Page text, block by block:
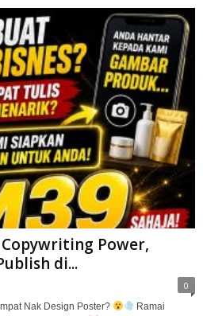
Copywriting Power,
di...
0
Nak Design Poster?
Ramai